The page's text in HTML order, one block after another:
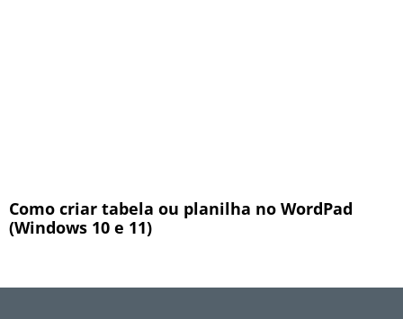
Como criar tabela ou planilha no WordPad
(Windows 10 e 11)